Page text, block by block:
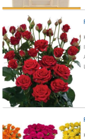
Rosa Spray Mirabel
x
1 2
Rosa Spray Mix Box